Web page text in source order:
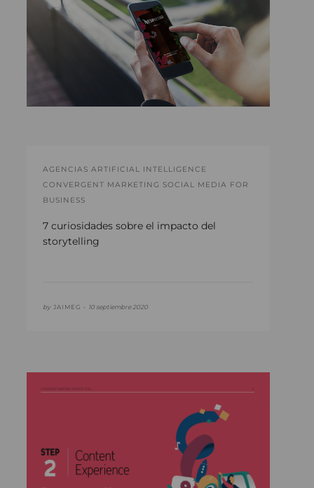
AGENCIAS ARTIFICIAL INTELLIGENCE
CONVERGENT MARKETING SOCIAL MEDIA FOR
BUSINESS
7 curiosidades sobre el impacto del
storytelling
by JAIMEG • 10 septiembre 2020